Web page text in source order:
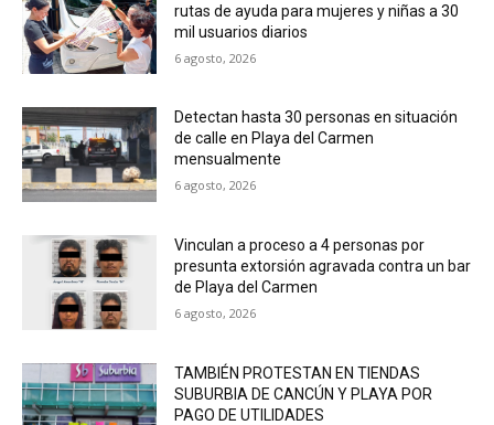
rutas de ayuda para mujeres y niñas a 30
mil usuarios diarios
6 agosto, 2026
Detectan hasta 30 personas en situación
de calle en Playa del Carmen
mensualmente
6 agosto, 2026
Vinculan a proceso a 4 personas por
presunta extorsión agravada contra un bar
de Playa del Carmen
6 agosto, 2026
TAMBIÉN PROTESTAN EN TIENDAS
SUBURBIA DE CANCÚN Y PLAYA POR
PAGO DE UTILIDADES